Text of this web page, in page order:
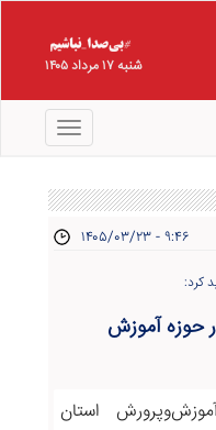
شنبه ۱۷ مرداد ۱۴۰۵
منو
۱۴۰۵/۰۳/۲۳ - ۹:۴۶
کرد:
حوزه آموزش
استان